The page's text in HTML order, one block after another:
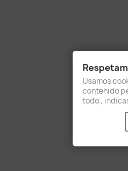
Usamos
contenido
todo',